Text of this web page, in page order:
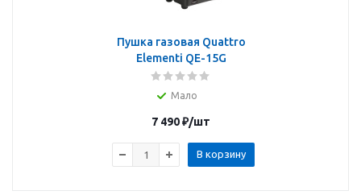
Пушка газовая Quattro
Elementi QE-15G
Мало
7 490₽/шт
В корзину